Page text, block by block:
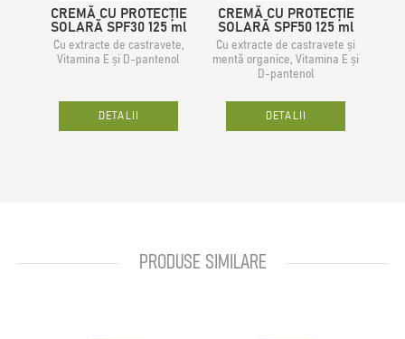
CREMĂ CU PROTECȚIE
SOLARĂ SPF30 125 ml
Сu extracte de castravete,
Vitamina E și D-pantenol
DETALII
CREMĂ CU PROTECȚIE
SOLARĂ SPF50 125 ml
Сu extracte de castravete și
mentă organice, Vitamina E și
D-pantenol
DETALII
PRODUSE SIMILARE